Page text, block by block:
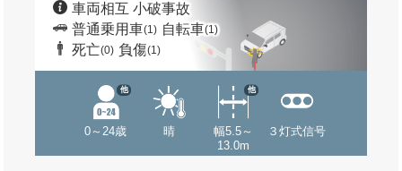
車両相互 小破事故
普通乗用車(1) 自転車(1)
死亡(0) 負傷(1)
0～24歳
他
晴
幅5.5～
13.0m
他
３灯式信号